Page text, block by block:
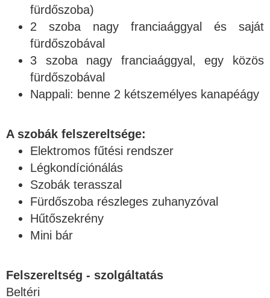
fürdőszoba)
2 szoba nagy franciaággyal és saját
fürdőszobával
3 szoba nagy franciaággyal, egy közös
fürdőszobával
Nappali: benne 2 kétszemélyes kanapéágy
A szobák felszereltsége:
Elektromos fűtési rendszer
Légkondíciónálás
Szobák terasszal
Fürdőszoba részleges zuhanyzóval
Hűtőszekrény
Mini bár
Felszereltség - szolgáltatás
Beltéri